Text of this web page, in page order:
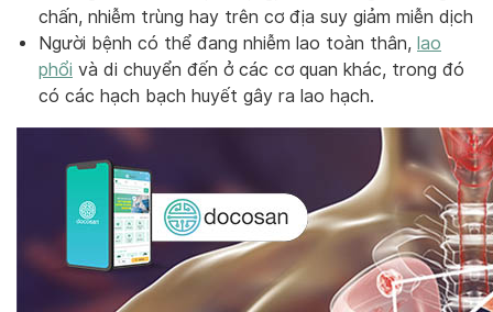
chấn, nhiễm trùng hay trên cơ địa suy giảm miễn dịch
Người bệnh có thể đang nhiễm lao toàn thân, lao
phổi và di chuyển đến ở các cơ quan khác, trong đó
có các hạch bạch huyết gây ra lao hạch.